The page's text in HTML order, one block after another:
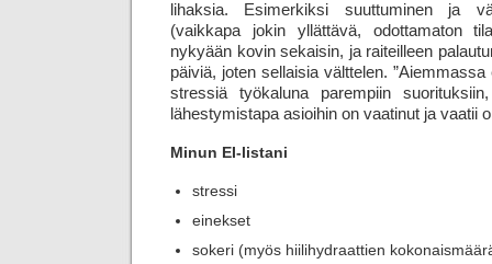
lihaksia. Esimerkiksi suuttuminen ja
(vaikkapa jokin yllättävä, odottamaton
nykyään kovin sekaisin, ja raiteilleen
päiviä, joten sellaisia välttelen.
stressiä työkaluna parempiin
lähestymistapa asioihin on vaatinut ja vaatii
Minun EI-listani
stressi
einekset
sokeri (myös hiilihydraattien